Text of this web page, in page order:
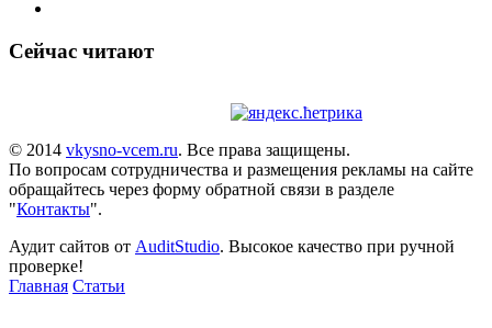
Сейчас читают
© 2014 vkysno-vcem.ru. Все права защищены.
По вопросам сотрудничества и размещения рекламы на сайте
обращайтесь через форму обратной связи в разделе
"Контакты".
Аудит сайтов от AuditStudio. Высокое качество при ручной
проверке!
Главная Статьи